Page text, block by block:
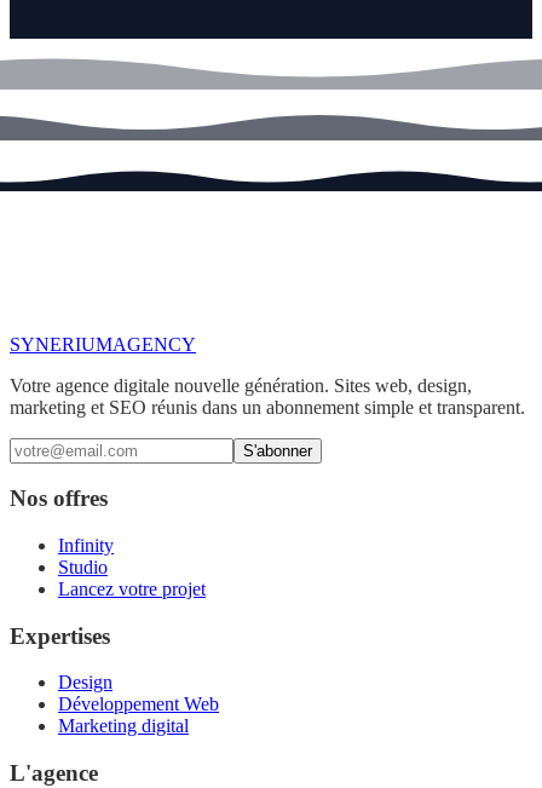
SYNERIUMAGENCY
Votre agence digitale nouvelle génération. Sites web, design,
marketing et SEO réunis dans un abonnement simple et transparent.
S'abonner
Nos offres
Infinity
Studio
Lancez votre projet
Expertises
Design
Développement Web
Marketing digital
L'agence